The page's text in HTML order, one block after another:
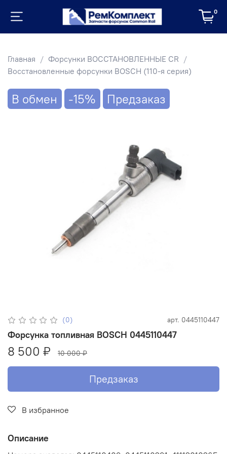
0
Главная
Форсунки ВОССТАНОВЛЕННЫЕ CR
Восстановленные форсунки BOSCH (110-я серия)
В обмен -15% Предзаказ
(0) арт. 0445110447
Форсунка топливная BOSCH 0445110447
8 500 ₽ 10 000 ₽
Предзаказ
В избранное
Описание